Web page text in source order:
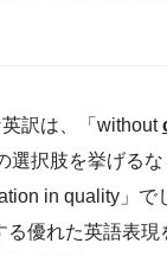
訳は、「without
選択肢を挙げる
in quality」で
る優れた英語表現